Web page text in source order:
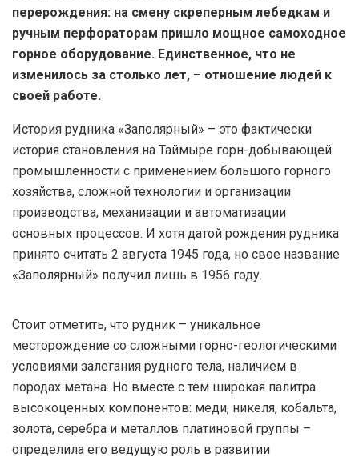
перерождения: на смену скреперным лебедкам и
ручным перфораторам пришло мощное самоходное
горное оборудование. Единственное, что не
изменилось за столько лет, – отношение людей к
своей работе.
История рудника «Заполярный» – это фактически
история становления на Таймыре горн-добывающей
промышленности с применением большого горного
хозяйства, сложной технологии и организации
производства, механизации и автоматизации
основных процессов. И хотя датой рождения рудника
принято считать 2 августа 1945 года, но свое название
«Заполярный» получил лишь в 1956 году.
Стоит отметить, что рудник – уникальное
месторождение со сложными горно-геологическими
условиями залегания рудного тела, наличием в
породах метана. Но вместе с тем широкая палитра
высокоценных компонентов: меди, никеля, кобальта,
золота, серебра и металлов платиновой группы –
определила его ведущую роль в развитии